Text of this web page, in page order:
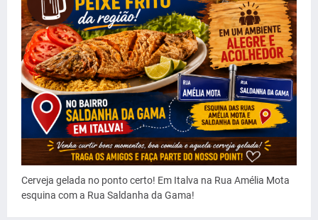
Cerveja gelada no ponto certo! Em Italva na Rua Amélia Mota
esquina com a Rua Saldanha da Gama!